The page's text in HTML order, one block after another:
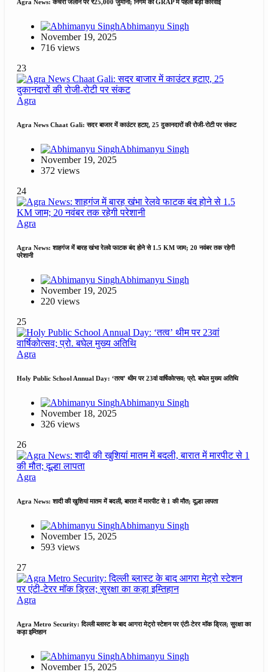
Agra News: कचरा जलाने पर ₹25,000 जुर्माना; निगम की GRAP में पहली बड़ी कार्रवाई
Abhimanyu Singh
November 19, 2025
716 views
23
Agra
Agra News Chaat Gali: सदर बाजार में काउंटर हटाए, 25 दुकानदारों की रोजी-रोटी पर संकट
Abhimanyu Singh
November 19, 2025
372 views
24
Agra
Agra News: शाहगंज में बारह खंभा रेलवे फाटक बंद होने से 1.5 KM जाम; 20 नवंबर तक रहेगी
परेशानी
Abhimanyu Singh
November 19, 2025
220 views
25
Agra
Holy Public School Annual Day: ‘तत्व’ थीम पर 23वां वार्षिकोत्सव; प्रो. बघेल मुख्य अतिथि
Abhimanyu Singh
November 18, 2025
326 views
26
Agra
Agra News: शादी की खुशियां मातम में बदली, बारात में मारपीट से 1 की मौत; दूल्हा लापता
Abhimanyu Singh
November 15, 2025
593 views
27
Agra
Agra Metro Security: दिल्ली ब्लास्ट के बाद आगरा मेट्रो स्टेशन पर एंटी-टेरर मॉक ड्रिल; सुरक्षा का
कड़ा इम्तिहान
Abhimanyu Singh
November 15, 2025